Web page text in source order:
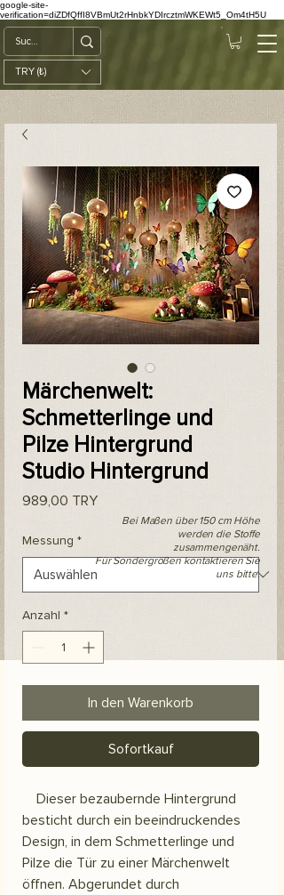
google-site-
verification=diZDfQffI8VBmUt2rHnbkYDIrcztmWKEWt5_Om4tH5U
TRY (₺)
Märchenwelt:
Schmetterlinge und
Pilze Hintergrund
Studio Hintergrund
989,00 TRYPreis
Messung *
Anzahl *
In den Warenkorb
Sofortkauf
Dieser bezaubernde Hintergrund
besticht durch ein beeindruckendes
Design, in dem Schmetterlinge und
Pilze die Tür zu einer Märchenwelt
öffnen. Abgerundet durch
Bei Maßen über 150 cm Höhe
werden die Stoffe
zusammengenäht.
Für Sondergrößen kontaktieren Sie
uns bitte.